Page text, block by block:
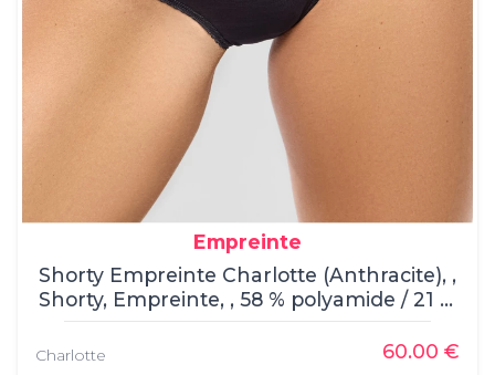
Empreinte
Shorty Empreinte Charlotte (Anthracite), ,
Shorty, Empreinte, , 58 % polyamide / 21 %
élasthanne / 12 % polyester / 9 % coton
Charlotte 60.00 €